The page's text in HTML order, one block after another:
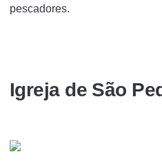
pescadores.
Igreja de São